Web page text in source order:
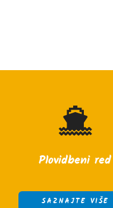
Plovidbeni red
SAZNAJTE VIŠE